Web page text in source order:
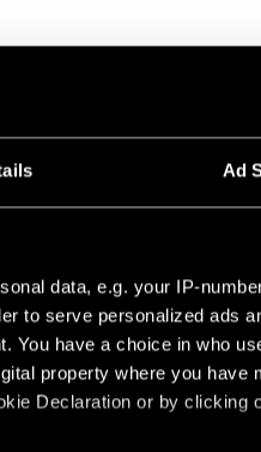
Ad
data, e.g. your IP-
to serve personalized ads
You have a choice in who
property where you have
Declaration or by clicking